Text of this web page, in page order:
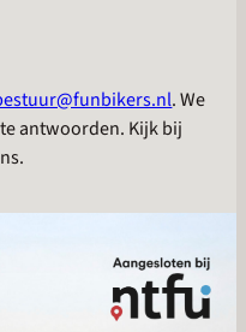
. We
antwoorden. Kijk bij